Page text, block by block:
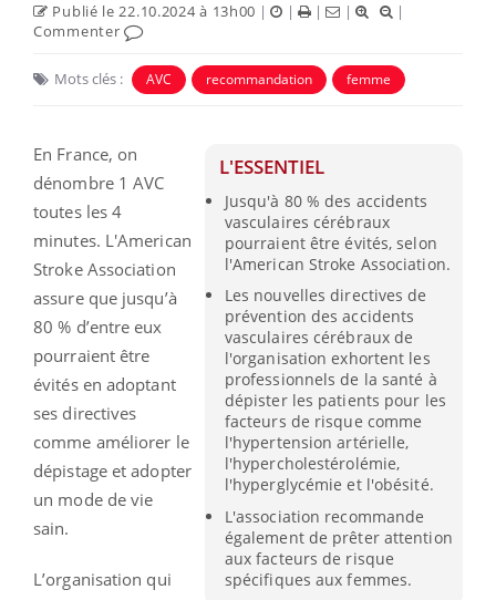
Publié le 22.10.2024 à 13h00 | | | |
|
Commenter
Mots clés : AVC recommandation femme
L'ESSENTIEL
Jusqu'à 80 % des accidents
vasculaires cérébraux
pourraient être évités, selon
l'American Stroke Association.
Les nouvelles directives de
prévention des accidents
vasculaires cérébraux de
l'organisation exhortent les
professionnels de la santé à
dépister les patients pour les
facteurs de risque comme
l'hypertension artérielle,
l'hypercholestérolémie,
l'hyperglycémie et l'obésité.
L'association recommande
également de prêter attention
aux facteurs de risque
spécifiques aux femmes.
En France, on
dénombre 1 AVC
toutes les 4
minutes. L'American
Stroke Association
assure que jusqu’à
80 % d’entre eux
pourraient être
évités en adoptant
ses directives
comme améliorer le
dépistage et adopter
un mode de vie
sain.
L’organisation qui